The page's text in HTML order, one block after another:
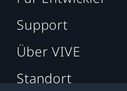
Support
Über VIVE
Standort